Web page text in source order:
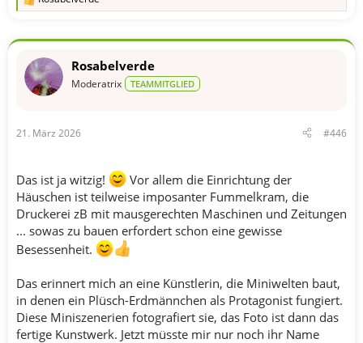
R
k
o
:
Rosabelverde
Moderatrix TEAMMITGLIED
21. März 2026 #446
Das ist ja witzig!
Vor allem die Einrichtung der
Häuschen ist teilweise imposanter Fummelkram, die
Druckerei zB mit mausgerechten Maschinen und Zeitungen
... sowas zu bauen erfordert schon eine gewisse
Besessenheit.
Das erinnert mich an eine Künstlerin, die Miniwelten baut,
in denen ein Plüsch-Erdmännchen als Protagonist fungiert.
Diese Miniszenerien fotografiert sie, das Foto ist dann das
fertige Kunstwerk. Jetzt müsste mir nur noch ihr Name